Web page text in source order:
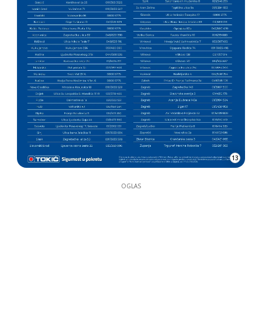
13
OGLAS